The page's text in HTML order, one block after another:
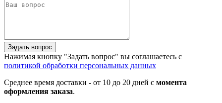
Задать вопрос
Нажимая кнопку "Задать вопрос" вы соглашаетесь с
политикой обработки персональных данных
Среднее время доставки - от 10 до 20 дней с момента
оформления заказа.